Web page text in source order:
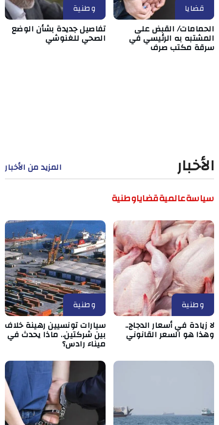
قضايا
الحمامات/ القبض على
المشتبه به الرئيسي في
سرقة مكتب صرف
وطنية
تفاصيل جديدة بشأن الوضع
الصحي للغنوشي
الأخبار المزيد من الأخبار
سياسةعالميةقضاياوطنية
وطنية
لا زيادة في أسعار الدجاج..
وهذا هو السعر القانوني
وطنية
سيارات تونسيين رهينة خلاف
بين شركتين.. ماذا يحدث في
ميناء رادس؟